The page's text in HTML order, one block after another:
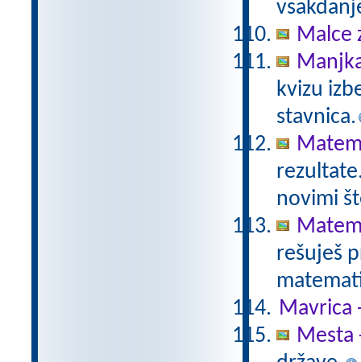
Malce
kvizu
stavnica.
novimi
rešuješ
Mavrica
Mesta